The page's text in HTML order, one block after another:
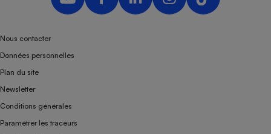
Nous contacter
Données personnelles
Plan du site
Newsletter
Conditions générales
Paramétrer les traceurs